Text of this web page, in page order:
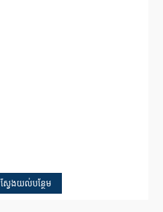
ស្វែងយល់បន្ថែម